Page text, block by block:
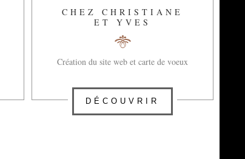
CHEZ CHRISTIANE
ET YVES
Création du site web et carte de voeux
DÉCOUVRIR